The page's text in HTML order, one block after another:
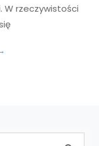
W rzeczywistości